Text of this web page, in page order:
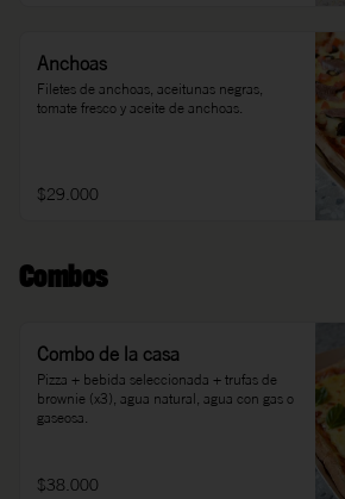
Anchoas
Filetes de anchoas, aceitunas negras,
tomate fresco y aceite de anchoas.
$29.000
Combos
Combo de la casa
Pizza + bebida seleccionada + trufas de
brownie (x3), agua natural, agua con gas o
gaseosa.
$38.000